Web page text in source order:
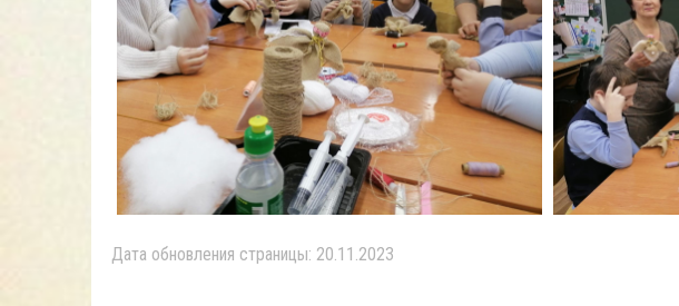
Дата обновления страницы: 20.11.2023